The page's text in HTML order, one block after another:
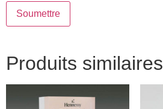
Produits similaires